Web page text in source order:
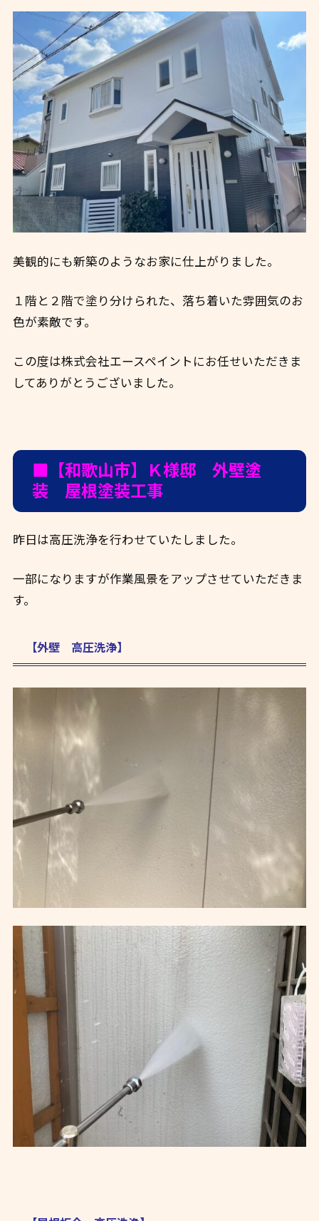
美観的にも新築のようなお家に仕上がりました。
１階と２階で塗り分けられた、落ち着いた雰囲気のお
色が素敵です。
この度は株式会社エースペイントにお任せいただきま
してありがとうございました。
■【和歌山市】Ｋ様邸 外壁塗
装 屋根塗装工事
昨日は高圧洗浄を行わせていたしました。
一部になりますが作業風景をアップさせていただきま
す。
【外壁 高圧洗浄】